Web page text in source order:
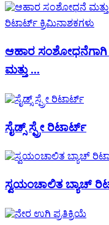
ಆಹಾರ ಸಂಶೋಧನೆಗಾಗಿ
ಮತ್ತು ...
ಸೈಡ್ಸ್ ಸ್ಪ್ರೇ ರಿಟಾರ್ಟ್
ಸ್ವಯಂಚಾಲಿತ ಬ್ಯಾಚ್